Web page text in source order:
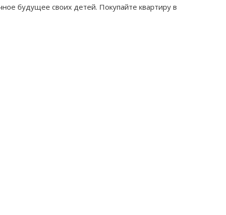
будущее своих детей. Покупайте квартиру в